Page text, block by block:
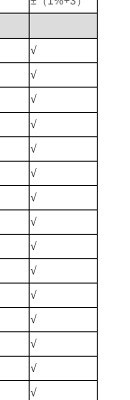
√
√
√
√
√
√
√
√
√
√
√
√
√
√
√